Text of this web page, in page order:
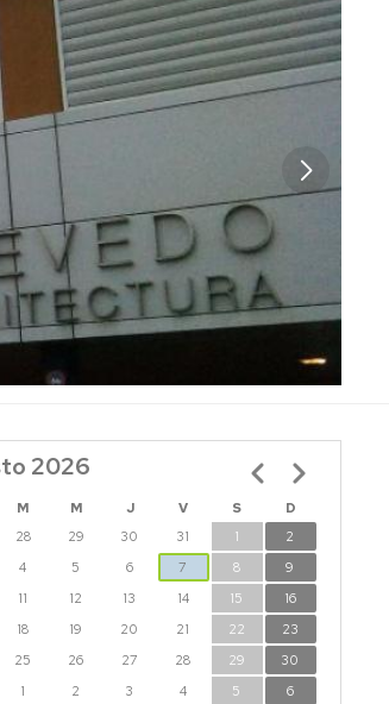
2026
M M J V S
D
28 29 30 31 1
2
4 5 6 7 8
9
11 12 13 14 15
16
18 19 20 21 22
23
25 26 27 28 29
30
1 2 3 4 5 6
Paginación